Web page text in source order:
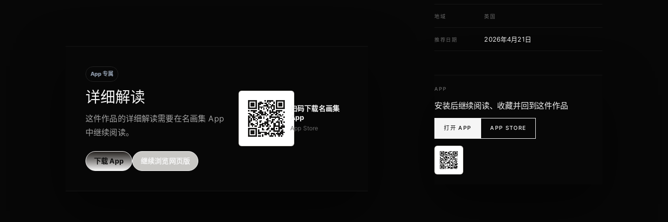
App 专属
详细解读
这件作品的详细解读需要在名画集 App
中继续阅读。
下载 App 继续浏览网页版
扫码下载名画集
App
App Store
地域 英国
推荐日期 2026年4月21日
APP
安装后继续阅读、收藏并回到这件作品
打开 APP APP STORE